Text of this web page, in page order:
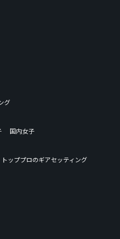
グ
国内女子
トッププロのギアセッティング